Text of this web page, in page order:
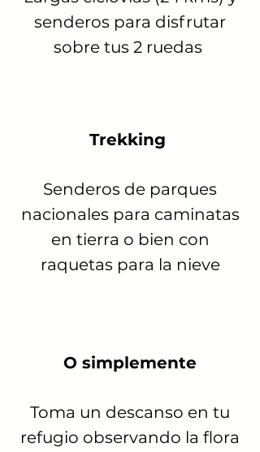
senderos para disfrutar
sobre tus 2 ruedas
Trekking
Senderos de parques
nacionales para caminatas
en tierra o bien con
raquetas para la nieve
O simplemente
Toma un descanso en tu
refugio observando la flora